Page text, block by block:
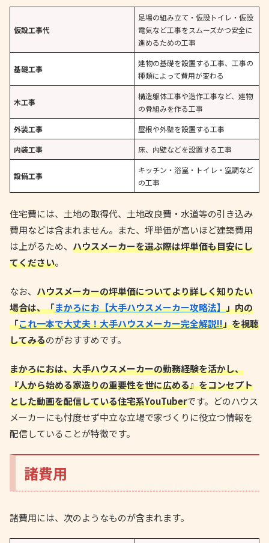
仮設工事代
足場の組み立て・仮設トイレ・仮設
電気など工事をスムーズかつ安全に
進めるための工事
基礎工事
建物の基礎を設置する工事、工事の
種類によって費用が変わる
木工事
構造躯体工事や造作工事など、建物
の骨組みを作る工事
外装工事
屋根や外壁を設置する工事
内装工事
床、内壁などを設置する工事
設備工事
キッチン・浴室・トイレ・空調など
の工事
住宅費には、土地の取得代、土地改良費・水道等の引き込み
費用などは含まれません。また、坪単価が高いほど建築費用
は上がるため、 ハウスメーカーを選ぶ際は坪単価も目安にし
てください。
なお、 ハウスメーカーの坪単価についてより詳しく知りたい
場合は、「まかろにお【大手ハウスメーカー攻略法】」内の
「これ一本で大丈夫！大手ハウスメーカー完全解説!!」を視聴
してみるのがおすすめです。
まかろにおは、大手ハウスメーカーの勤務経験を活かし、
『人から始める家造りの重要性を世に広める』をコンセプト
とした動画を配信している住宅系YouTuberです。どのハウス
メーカーにも忖度せず中立な立場で家づくりに役立つ情報を
配信していることが特徴です。
諸費用
諸費用には、次のようなものが含まれます。